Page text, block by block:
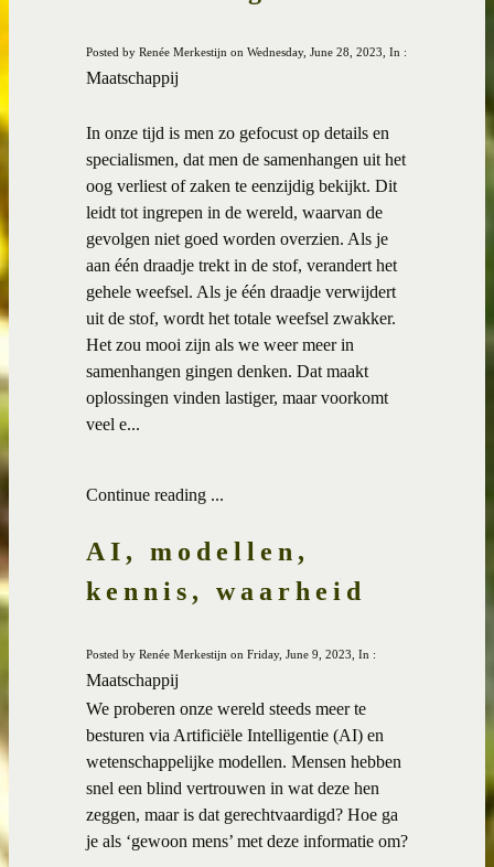
Posted by Renée Merkestijn on Wednesday, June 28, 2023, In :
Maatschappij
In onze tijd is men zo gefocust op details en
specialismen, dat men de samenhangen uit het
oog verliest of zaken te eenzijdig bekijkt. Dit
leidt tot ingrepen in de wereld, waarvan de
gevolgen niet goed worden overzien. Als je
aan één draadje trekt in de stof, verandert het
gehele weefsel. Als je één draadje verwijdert
uit de stof, wordt het totale weefsel zwakker.
Het zou mooi zijn als we weer meer in
samenhangen gingen denken. Dat maakt
oplossingen vinden lastiger, maar voorkomt
veel e...
Continue reading ...
AI, modellen,
kennis, waarheid
Posted by Renée Merkestijn on Friday, June 9, 2023, In :
Maatschappij
We proberen onze wereld steeds meer te
besturen via Artificiële Intelligentie (AI) en
wetenschappelijke modellen. Mensen hebben
snel een blind vertrouwen in wat deze hen
zeggen, maar is dat gerechtvaardigd? Hoe ga
je als ‘gewoon mens’ met deze informatie om?